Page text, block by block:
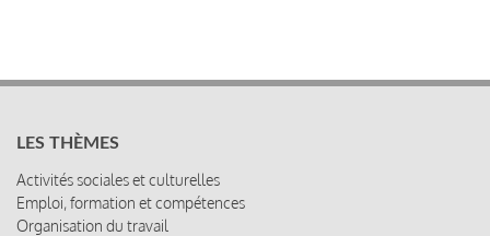
LES THÈMES
Activités sociales et culturelles
Emploi, formation et compétences
Organisation du travail